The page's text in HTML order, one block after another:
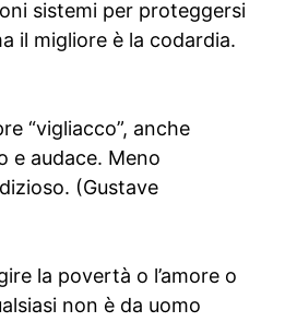
sistemi per proteggersi
il migliore è la codardia.
“vigliacco”, anche
e audace. Meno
(Gustave
la povertà o l’amore o
non è da uomo